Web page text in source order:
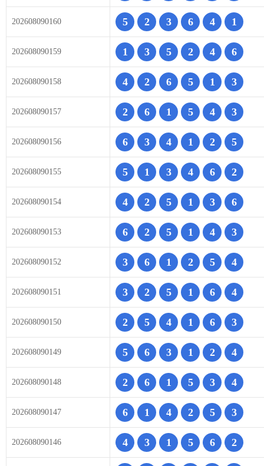
202608090160 5 2 3 6 4 1
202608090159 1 3 5 2 4 6
202608090158 4 2 6 5 1 3
202608090157 2 6 1 5 4 3
202608090156 6 3 4 1 2 5
202608090155 5 1 3 4 6 2
202608090154 4 2 5 1 3 6
202608090153 6 2 5 1 4 3
202608090152 3 6 1 2 5 4
202608090151 3 2 5 1 6 4
202608090150 2 5 4 1 6 3
202608090149 5 6 3 1 2 4
202608090148 2 6 1 5 3 4
202608090147 6 1 4 2 5 3
202608090146 4 3 1 5 6 2